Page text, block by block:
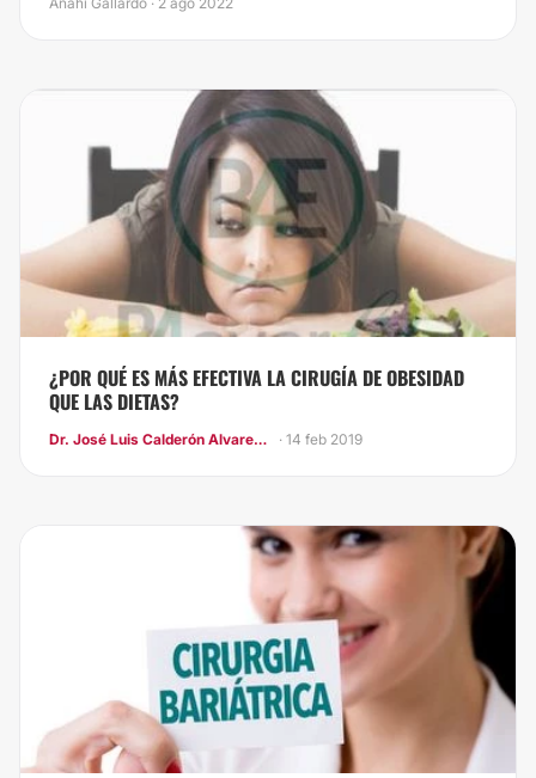
¿POR QUÉ ES MÁS EFECTIVA LA CIRUGÍA DE OBESIDAD
QUE LAS DIETAS?
Dr. José Luis Calderón Alvarez Tostado · 14 feb 2019